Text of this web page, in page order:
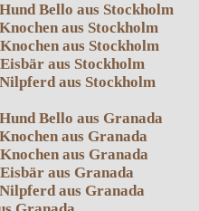
Bello aus Stockholm
aus Stockholm
aus Stockholm
aus Stockholm
aus Stockholm
Bello aus Granada
aus Granada
aus Granada
aus Granada
aus Granada